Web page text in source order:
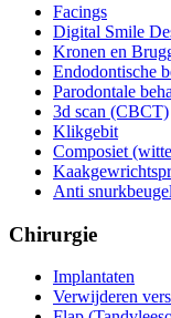
Facings
Digital Smile
Kronen en
Endodontische
Parodontale
3d scan (CBCT)
Klikgebit
Composiet
Anti
Chirurgie
Implantaten
Verwijderen